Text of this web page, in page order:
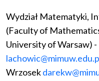
Wydział Matematyki,
(Faculty of
University of Warsaw)
Wrzosek